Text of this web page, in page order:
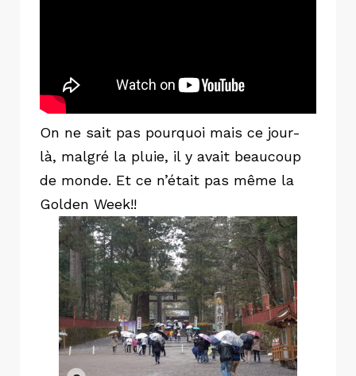
On ne sait pas pourquoi mais ce jour-
là, malgré la pluie, il y avait beaucoup
de monde. Et ce n’était pas même la
Golden Week!!